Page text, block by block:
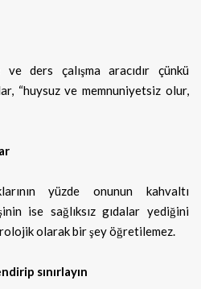
ders çalışma aracıdır çünkü
“huysuz ve memnuniyetsiz olur,
yüzde onunun kahvaltı
ise sağlıksız gıdalar yediğini
olarak bir şey öğretilemez.
sınırlayın